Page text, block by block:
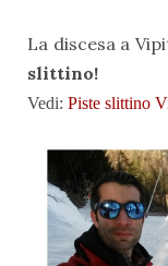
La discesa a
slittino!
Vedi: Piste slittino